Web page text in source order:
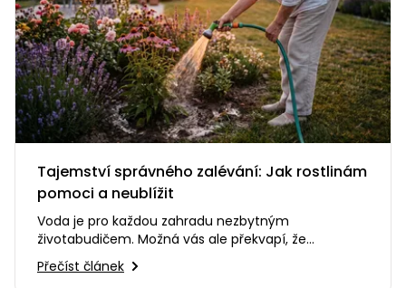
Tajemství správného zalévání: Jak rostlinám
pomoci a neublížit
Voda je pro každou zahradu nezbytným
životabudičem. Možná vás ale překvapí, že
nesprávný způsob zalévání dokáže…
Přečíst článek